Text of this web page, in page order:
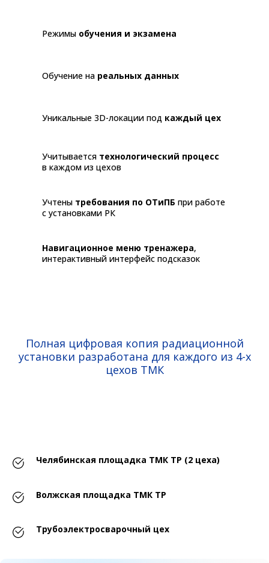
Режимы обучения и экзамена
Обучение на реальных данных
Уникальные 3D-локации под каждый цех
Учитывается технологический процесс
в каждом из цехов
Учтены требования по ОТиПБ при работе
с установками РК
Навигационное меню тренажера,
интерактивный интерфейс подсказок
Полная цифровая копия радиационной
установки разработана для каждого из 4-х
цехов ТМК
Челябинская площадка ТМК ТР (2 цеха)
Волжская площадка ТМК ТР
Трубоэлектросварочный цех